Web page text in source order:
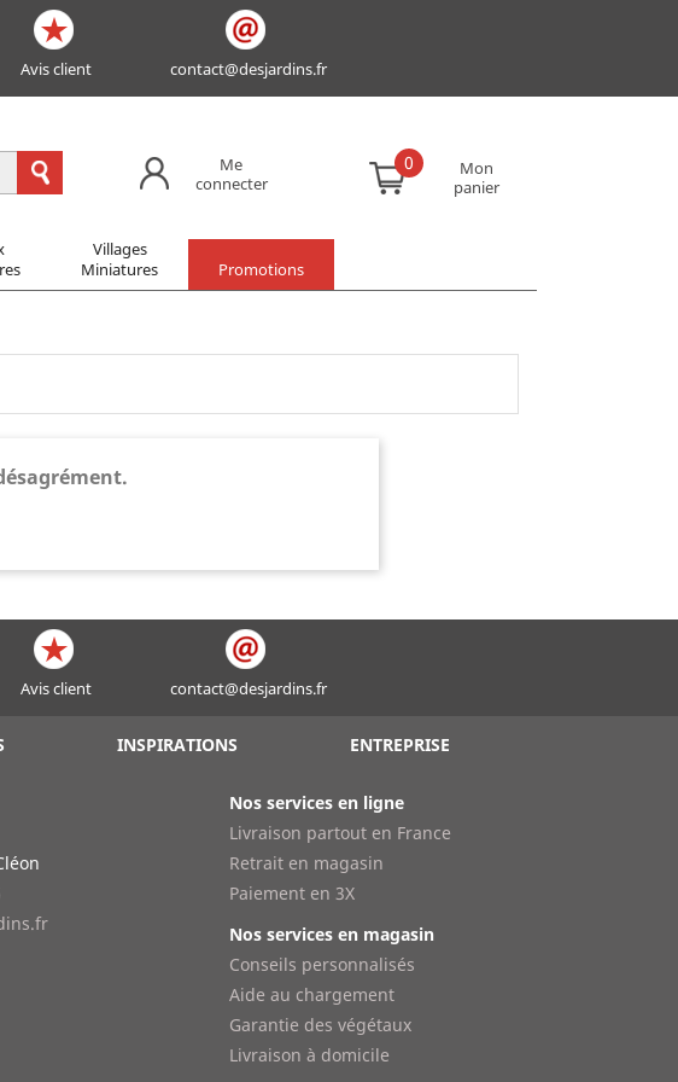
Avis client contact@desjardins.fr
Me
connecter
0
Mon
panier
Villages
Miniatures
Promotions
Avis client contact@desjardins.fr
INSPIRATIONS ENTREPRISE
Nos services en ligne
Livraison partout en France
Retrait en magasin
Paiement en 3X
Nos services en magasin
Conseils personnalisés
Aide au chargement
Garantie des végétaux
Livraison à domicile